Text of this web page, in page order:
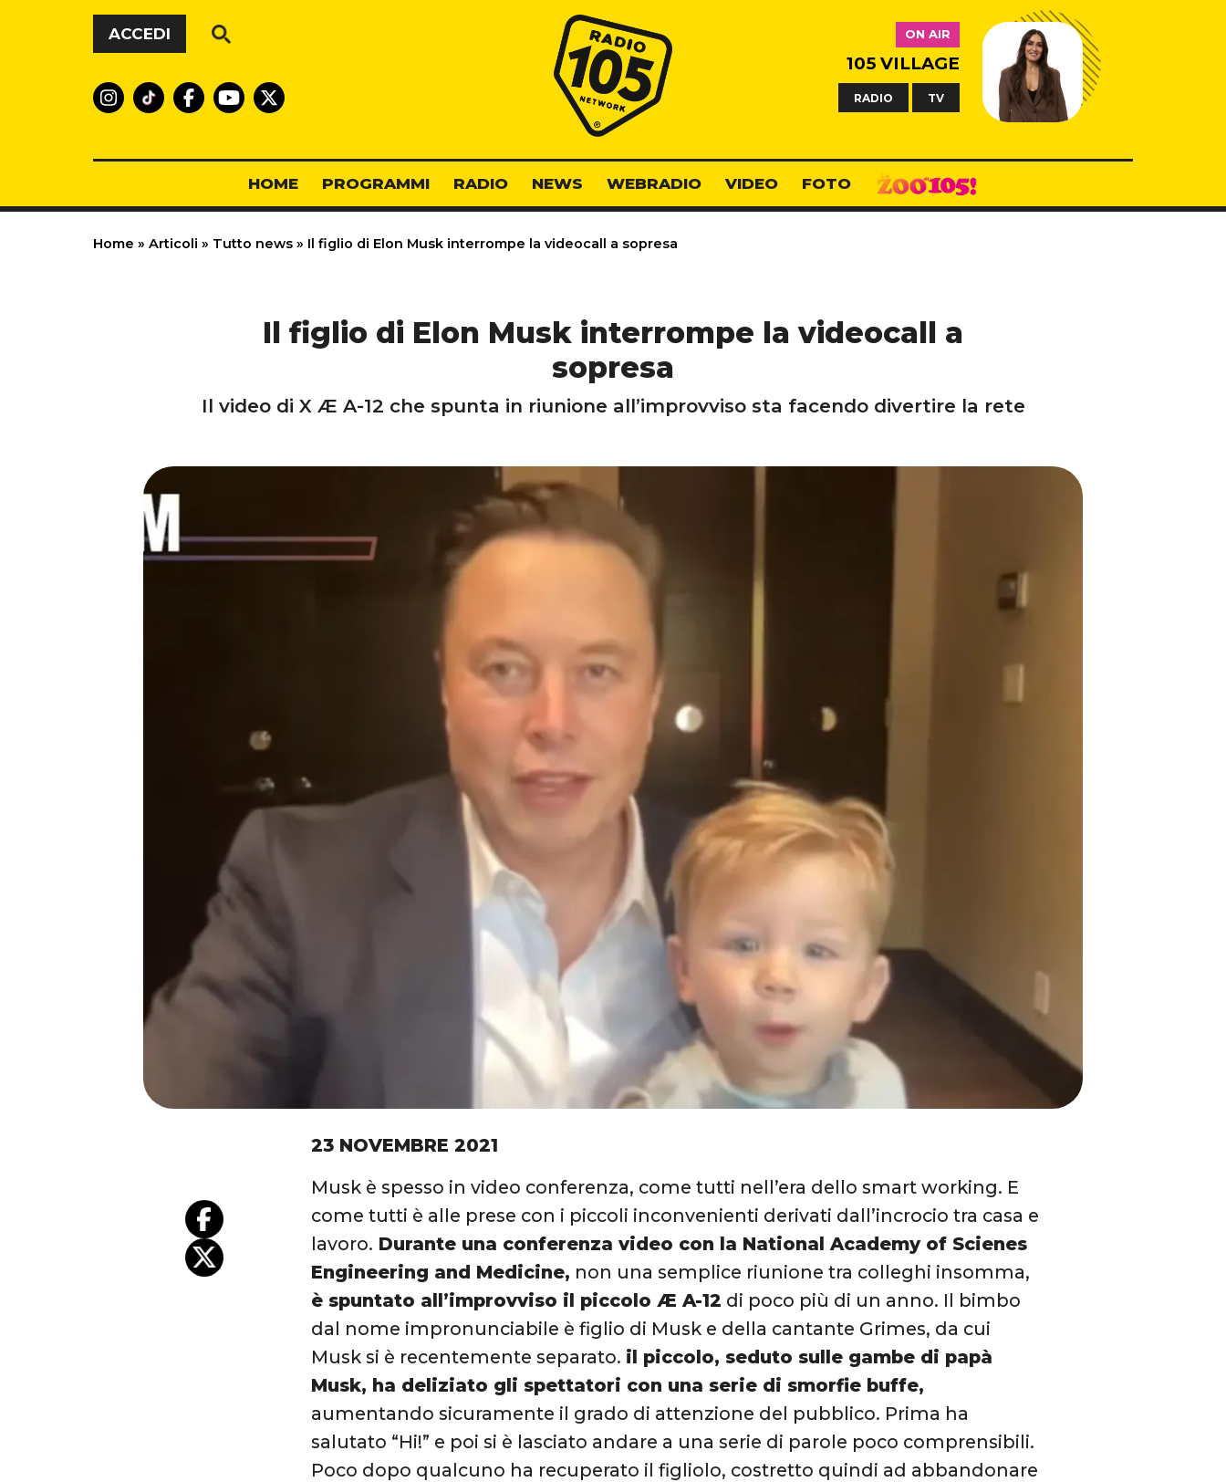
Vai al contenuto
ACCEDI
Radio 105
ON AIR
105 VILLAGE
RADIO TV
HOME PROGRAMMI RADIO NEWS WEBRADIO VIDEO FOTO
Home » Articoli » Tutto news » Il figlio di Elon Musk interrompe la videocall a sopresa
Il figlio di Elon Musk interrompe la videocall a
sopresa
Il video di X Æ A-12 che spunta in riunione all’improvviso sta facendo divertire la rete
23 NOVEMBRE 2021
Musk è spesso in video conferenza, come tutti nell’era dello smart working. E
come tutti è alle prese con i piccoli inconvenienti derivati dall’incrocio tra casa e
lavoro. Durante una conferenza video con la National Academy of Scienes
Engineering and Medicine, non una semplice riunione tra colleghi insomma,
è spuntato all’improvviso il piccolo Æ A-12 di poco più di un anno. Il bimbo
dal nome impronunciabile è figlio di Musk e della cantante Grimes, da cui
Musk si è recentemente separato. il piccolo, seduto sulle gambe di papà
Musk, ha deliziato gli spettatori con una serie di smorfie buffe,
aumentando sicuramente il grado di attenzione del pubblico. Prima ha
salutato “Hi!” e poi si è lasciato andare a una serie di parole poco comprensibili.
Poco dopo qualcuno ha recuperato il figliolo, costretto quindi ad abbandonare